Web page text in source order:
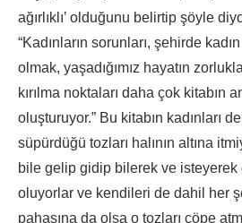
ağırlıklı’ olduğunu belirtip şöyle
“Kadınların sorunları, şehirde
olmak, yaşadığımız hayatın
kırılma noktaları daha çok kitabın
oluşturuyor.” Bu kitabın kadınları
süpürdüğü tozları halının altına
bile gelip gidip bilerek ve isteyerek
oluyorlar ve kendileri de dahil her
pahasına da olsa o tozları çöpe